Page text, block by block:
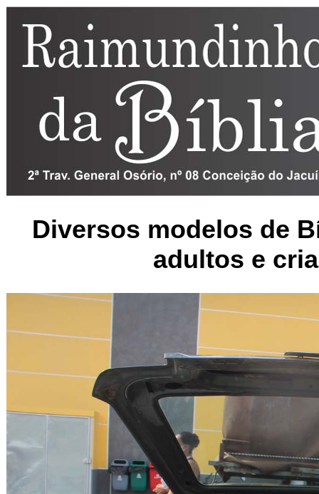
Diversos modelos de
adultos e